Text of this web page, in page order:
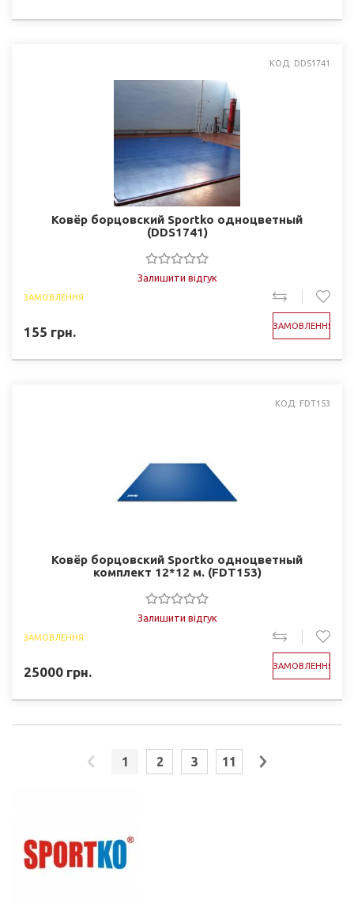
КОД: DDS1741
Ковёр борцовский Sportko одноцветный
(DDS1741)
Залишити відгук
ЗАМОВЛЕННЯ
155 грн. ЗАМОВЛЕННЯ
КОД: FDT153
Ковёр борцовский Sportko одноцветный
комплект 12*12 м. (FDT153)
Залишити відгук
ЗАМОВЛЕННЯ
25000 грн. ЗАМОВЛЕННЯ
1 2 3 11